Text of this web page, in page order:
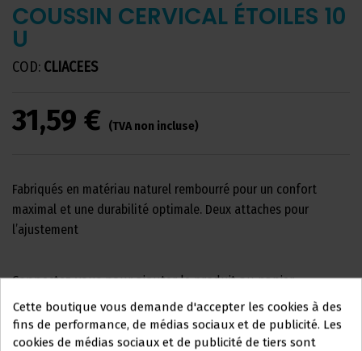
COUSSIN CERVICAL ÉTOILES 10
U
COD: CLIACEES
31,59 € (TVA non incluse)
Fabriqués en matériau naturel rembourré pour un confort
maximal et une durabilité optimale. Deux attaches pour
l’ajustement
Connectez-vous pour ajouter le produit au panier
Cette boutique vous demande d'accepter les cookies à des
fins de performance, de médias sociaux et de publicité. Les
cookies de médias sociaux et de publicité de tiers sont